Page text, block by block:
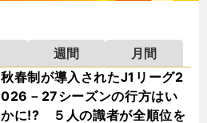
週間
月間
秋春制が導入されたJ1リーグ2
026－27シーズンの行方はい
かに!? ５人の識者が全順位を